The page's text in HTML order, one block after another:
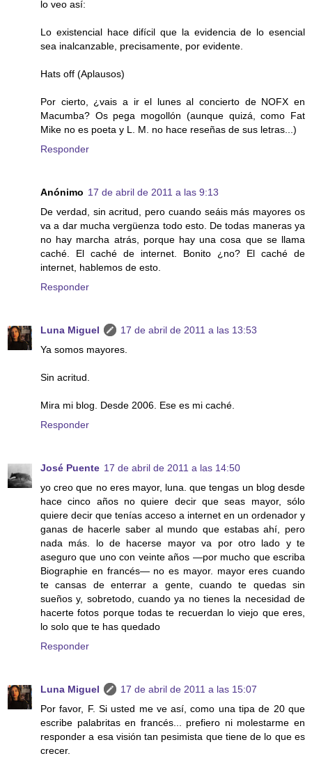
lo veo así:
Lo existencial hace difícil que la evidencia de lo esencial
sea inalcanzable, precisamente, por evidente.
Hats off (Aplausos)
Por cierto, ¿vais a ir el lunes al concierto de NOFX en
Macumba? Os pega mogollón (aunque quizá, como Fat
Mike no es poeta y L. M. no hace reseñas de sus letras...)
Responder
Anónimo 17 de abril de 2011 a las 9:13
De verdad, sin acritud, pero cuando seáis más mayores os
va a dar mucha vergüenza todo esto. De todas maneras ya
no hay marcha atrás, porque hay una cosa que se llama
caché. El caché de internet. Bonito ¿no? El caché de
internet, hablemos de esto.
Responder
Luna Miguel
17 de abril de 2011 a las 13:53
Ya somos mayores.
Sin acritud.
Mira mi blog. Desde 2006. Ese es mi caché.
Responder
José Puente 17 de abril de 2011 a las 14:50
yo creo que no eres mayor, luna. que tengas un blog desde
hace cinco años no quiere decir que seas mayor, sólo
quiere decir que tenías acceso a internet en un ordenador y
ganas de hacerle saber al mundo que estabas ahí, pero
nada más. lo de hacerse mayor va por otro lado y te
aseguro que uno con veinte años —por mucho que escriba
Biographie en francés— no es mayor. mayor eres cuando
te cansas de enterrar a gente, cuando te quedas sin
sueños y, sobretodo, cuando ya no tienes la necesidad de
hacerte fotos porque todas te recuerdan lo viejo que eres,
lo solo que te has quedado
Responder
Luna Miguel
17 de abril de 2011 a las 15:07
Por favor, F. Si usted me ve así, como una tipa de 20 que
escribe palabritas en francés... prefiero ni molestarme en
responder a esa visión tan pesimista que tiene de lo que es
crecer.